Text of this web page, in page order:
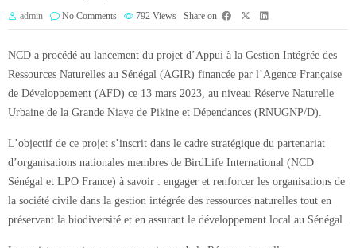
admin No Comments 792 Views Share on
NCD a procédé au lancement du projet d’Appui à la Gestion Intégrée des
Ressources Naturelles au Sénégal (AGIR) financée par l’Agence Française
de Développement (AFD) ce 13 mars 2023, au niveau Réserve Naturelle
Urbaine de la Grande Niaye de Pikine et Dépendances (RNUGNP/D).
L’objectif de ce projet s’inscrit dans le cadre stratégique du partenariat
d’organisations nationales membres de BirdLife International (NCD
Sénégal et LPO France) à savoir : engager et renforcer les organisations de
la société civile dans la gestion intégrée des ressources naturelles tout en
préservant la biodiversité et en assurant le développement local au Sénégal.